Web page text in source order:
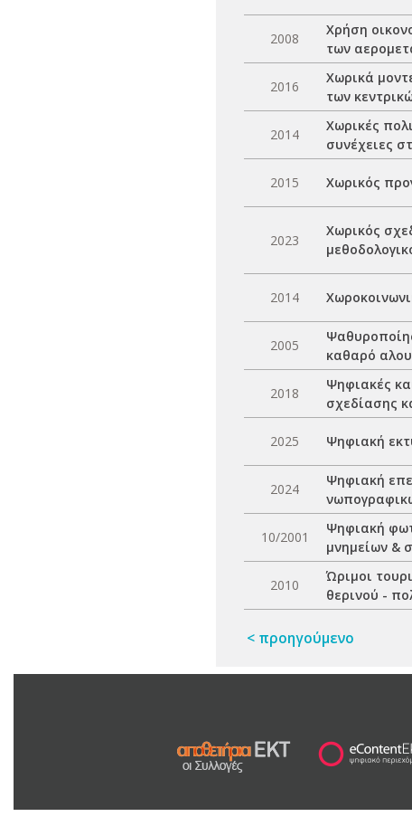
2008
Χρήση
των
2016
Χωρικά
των
2014
Χωρικές
συνέχειες
2015 Χωρικός
2023
Χωρικός
2014
2005
καθαρό
2018
Ψηφιακές
σχεδίασης
2025 Ψηφιακή
2024
Ψηφιακή
10/2001
Ψηφιακή
μνηµείων &
2010
Ώριμοι
θερινού -
< προηγούμενο